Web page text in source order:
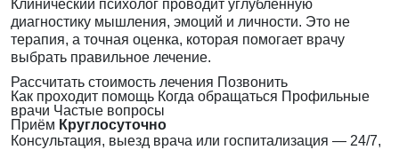
Клинический психолог проводит углублённую
диагностику мышления, эмоций и личности. Это не
терапия, а точная оценка, которая помогает врачу
выбрать правильное лечение.
Рассчитать стоимость лечения Позвонить
Как проходит помощь Когда обращаться Профильные
врачи Частые вопросы
Приём Круглосуточно
Консультация, выезд врача или госпитализация — 24/7,